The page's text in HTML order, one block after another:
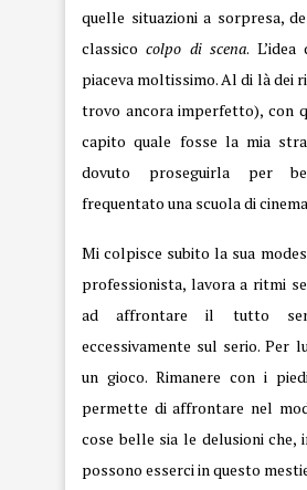
quelle situazioni a sorpresa,
classicocolpo di scena.
piaceva moltissimo. Al di là dei
trovo ancora imperfetto), con
capito quale fosse la mia
dovuto proseguirla per
frequentato una scuola di
Mi colpisce subito la sua
professionista, lavora a ritmi
ad affrontare il tutto
eccessivamente sul serio. Per
un gioco. Rimanere con i
permette di affrontare nel
cose belle sia le delusioni che,
possono esserci in questo